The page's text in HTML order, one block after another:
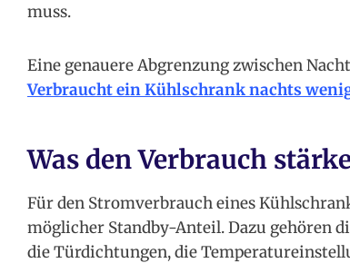
muss.
Eine genauere Abgrenzung zwischen
Verbraucht ein Kühlschrank nachts
Was den Verbrauch
Für den Stromverbrauch eines
möglicher Standby-Anteil. Dazu gehören
die Türdichtungen, die